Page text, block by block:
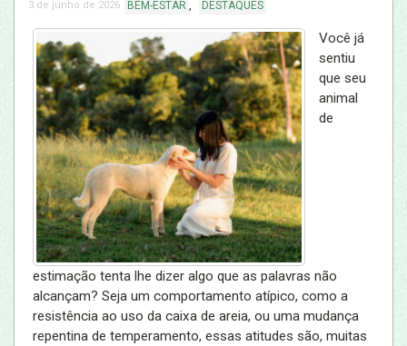
3 de junho de 2026 BEM-ESTAR DESTAQUES
Você já
sentiu
que seu
animal
de
estimação tenta lhe dizer algo que as palavras não
alcançam? Seja um comportamento atípico, como a
resistência ao uso da caixa de areia, ou uma mudança
repentina de temperamento, essas atitudes são, muitas